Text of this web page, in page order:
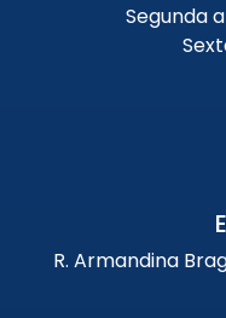
Segunda
R. Armandina